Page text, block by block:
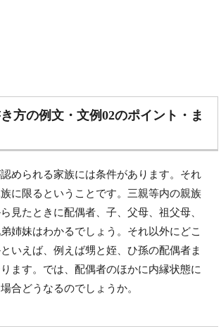
方の例文・文例02のポイント・ま
められる家族には条件があります。それ
に限るということです。三親等内の親族
見たときに配偶者、子、父母、祖父母、
姉妹はわかるでしょう。それ以外にどこ
いえば、例えば甥と姪、ひ孫の配偶者ま
ます。では、配偶者のほかに内縁状態に
合どうなるのでしょうか。